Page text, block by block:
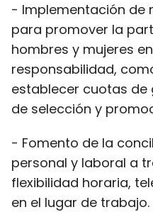
- Implementación de
para promover la
hombres y mujeres
responsabilidad,
establecer cuotas de
de selección y
- Fomento de la
personal y laboral a
flexibilidad horaria,
en el lugar de trabajo.